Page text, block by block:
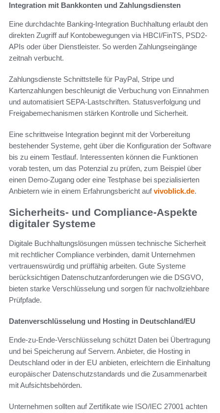
Integration mit Bankkonten und Zahlungsdiensten
Eine durchdachte Banking-Integration Buchhaltung erlaubt den
direkten Zugriff auf Kontobewegungen via HBCI/FinTS, PSD2-
APIs oder über Dienstleister. So werden Zahlungseingänge
zeitnah verbucht.
Zahlungsdienste Schnittstelle für PayPal, Stripe und
Kartenzahlungen beschleunigt die Verbuchung von Einnahmen
und automatisiert SEPA-Lastschriften. Statusverfolgung und
Freigabemechanismen stärken Kontrolle und Sicherheit.
Eine schrittweise Integration beginnt mit der Vorbereitung
bestehender Systeme, geht über die Konfiguration der Software
bis zu einem Testlauf. Interessenten können die Funktionen
vorab testen, um das Potenzial zu prüfen, zum Beispiel über
einen Demo-Zugang oder eine Testphase bei spezialisierten
Anbietern wie in einem Erfahrungsbericht aufvivoblick.de.
Sicherheits- und Compliance-Aspekte
digitaler Systeme
Digitale Buchhaltungslösungen müssen technische Sicherheit
mit rechtlicher Compliance verbinden, damit Unternehmen
vertrauenswürdig und prüffähig arbeiten. Gute Systeme
berücksichtigen Datenschutzanforderungen wie die DSGVO,
bieten starke Verschlüsselung und sorgen für nachvollziehbare
Prüfpfade.
Datenverschlüsselung und Hosting in Deutschland/EU
Ende-zu-Ende-Verschlüsselung schützt Daten bei Übertragung
und bei Speicherung auf Servern. Anbieter, die Hosting in
Deutschland oder in der EU anbieten, erleichtern die Einhaltung
europäischer Datenschutzstandards und die Zusammenarbeit
mit Aufsichtsbehörden.
Unternehmen sollten auf Zertifikate wie ISO/IEC 27001 achten